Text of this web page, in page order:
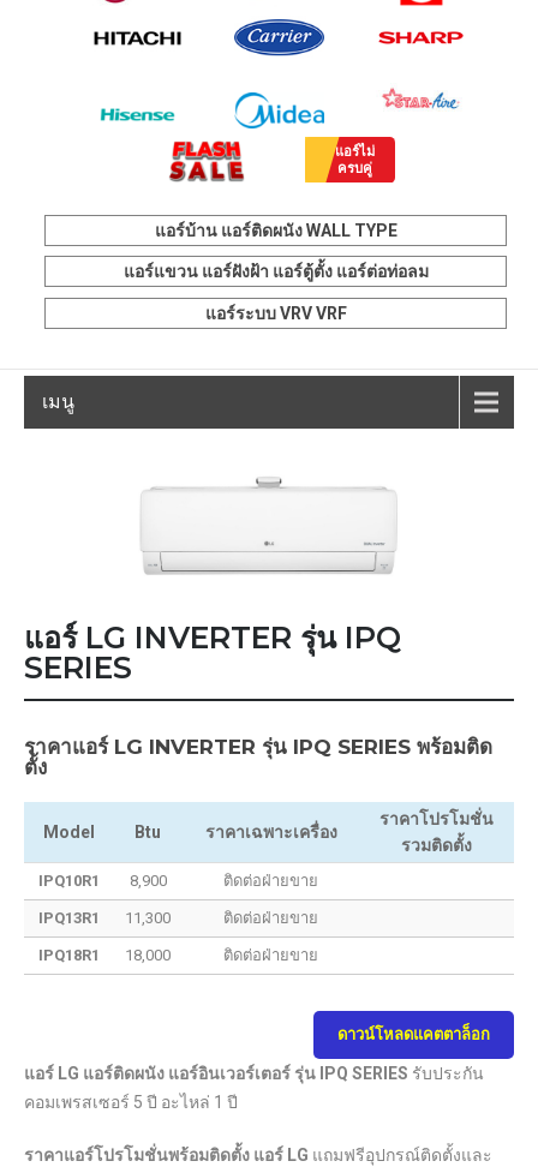
แอร์บ้าน แอร์ติดผนัง WALL TYPE
แอร์แขวน แอร์ฝังฝ้า แอร์ตู้ตั้ง แอร์ต่อท่อลม
แอร์ระบบ VRV VRF
เมนู
แอร์ LG INVERTER รุ่น IPQ
SERIES
ราคาแอร์ LG INVERTER รุ่น IPQ SERIES พร้อมติด
ตั้ง
Model Btu ราคาเฉพาะเครื่อง
ราคาโปรโมชั่น
รวมติดตั้ง
IPQ10R1 8,900 ติดต่อฝ่ายขาย
IPQ13R1 11,300 ติดต่อฝ่ายขาย
IPQ18R1 18,000 ติดต่อฝ่ายขาย
ดาวน์โหลดแคตตาล็อก
แอร์ LG แอร์ติดผนัง แอร์อินเวอร์เตอร์ รุ่น IPQ SERIES รับประกัน
คอมเพรสเซอร์ 5 ปี อะไหล่ 1 ปี
ราคาแอร์โปรโมชั่นพร้อมติดตั้ง แอร์ LG แถมฟรีอุปกรณ์ติดตั้งและ